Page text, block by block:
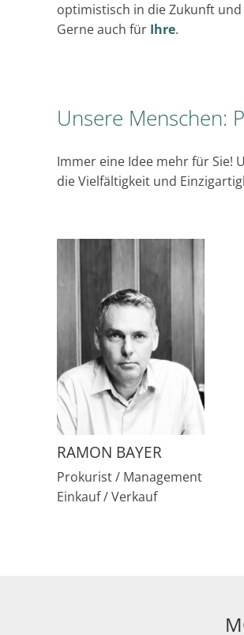
optimistisch in die Zukunft
Gerne auch für Ihre.
Unsere Menschen:
Immer eine Idee mehr für Sie!
die Vielfältigkeit und
RAMON BAYER
Prokurist / Management
Einkauf / Verkauf